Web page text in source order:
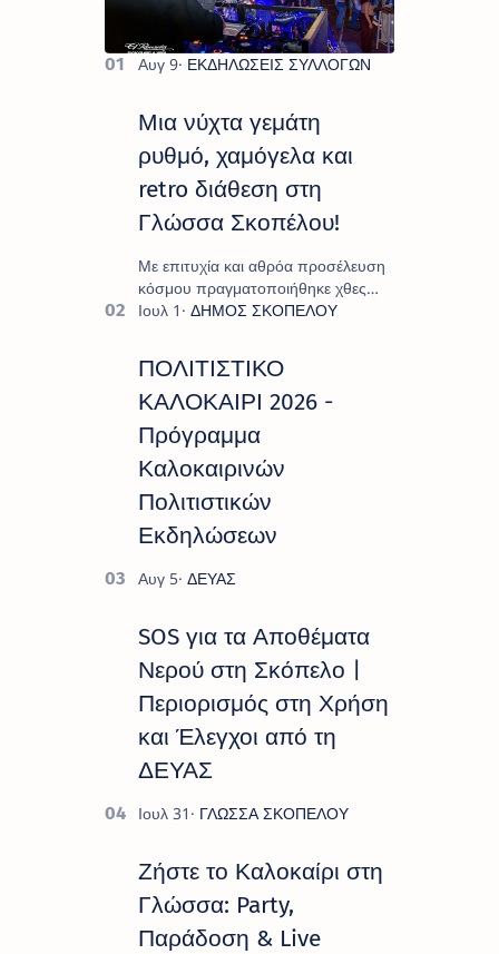
Μια νύχτα γεμάτη
ρυθμό, χαμόγελα και
retro διάθεση στη
Γλώσσα Σκοπέλου!
Με επιτυχία και αθρόα προσέλευση
κόσμου πραγματοποιήθηκε χθες
Σάββατο 8 Αυγούστου το
ΠΟΛΙΤΙΣΤΙΚΟ
ΚΑΛΟΚΑΙΡΙ 2026 -
Πρόγραμμα
Καλοκαιρινών
Πολιτιστικών
Εκδηλώσεων
SOS για τα Αποθέματα
Νερού στη Σκόπελο |
Περιορισμός στη Χρήση
και Έλεγχοι από τη
ΔΕΥΑΣ
Ζήστε το Καλοκαίρι στη
Γλώσσα: Party,
Παράδοση & Live